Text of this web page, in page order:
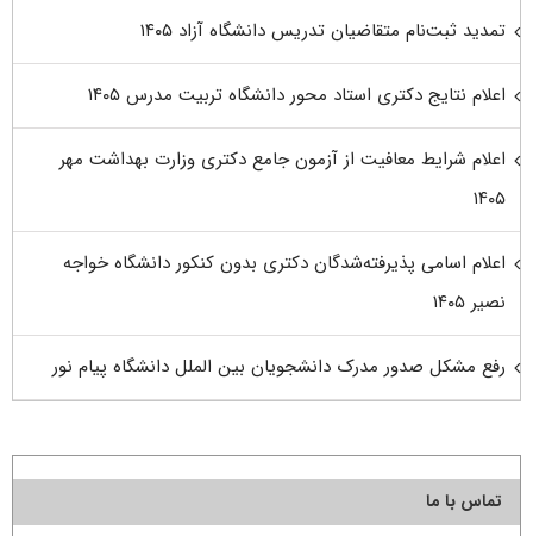
تمدید ثبت‌نام متقاضیان تدریس دانشگاه آزاد ۱۴۰۵
اعلام نتایج دکتری استاد محور دانشگاه تربیت مدرس ۱۴۰۵
اعلام شرایط معافیت از آزمون جامع دکتری وزارت بهداشت مهر
۱۴۰۵
اعلام اسامی پذیرفته‌شدگان دکتری بدون کنکور دانشگاه خواجه
نصیر ۱۴۰۵
رفع مشکل صدور مدرک دانشجویان بین الملل دانشگاه پیام نور
تماس با ما